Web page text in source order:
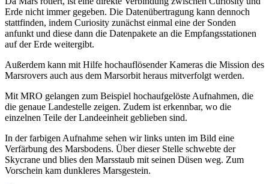
Erde nicht immer gegeben. Die Datenübertragung kann dennoch
stattfinden, indem Curiosity zunächst einmal eine der Sonden
anfunkt und diese dann die Datenpakete an die Empfangsstationen
auf der Erde weitergibt.
Außerdem kann mit Hilfe hochauflösender Kameras die Mission des
Marsrovers auch aus dem Marsorbit heraus mitverfolgt werden.
Mit MRO gelangen zum Beispiel hochaufgelöste Aufnahmen, die
die genaue Landestelle zeigen. Zudem ist erkennbar, wo die
einzelnen Teile der Landeeinheit geblieben sind.
In der farbigen Aufnahme sehen wir links unten im Bild eine
Verfärbung des Marsbodens. Über dieser Stelle schwebte der
Skycrane und blies den Marsstaub mit seinen Düsen weg. Zum
Vorschein kam dunkleres Marsgestein.